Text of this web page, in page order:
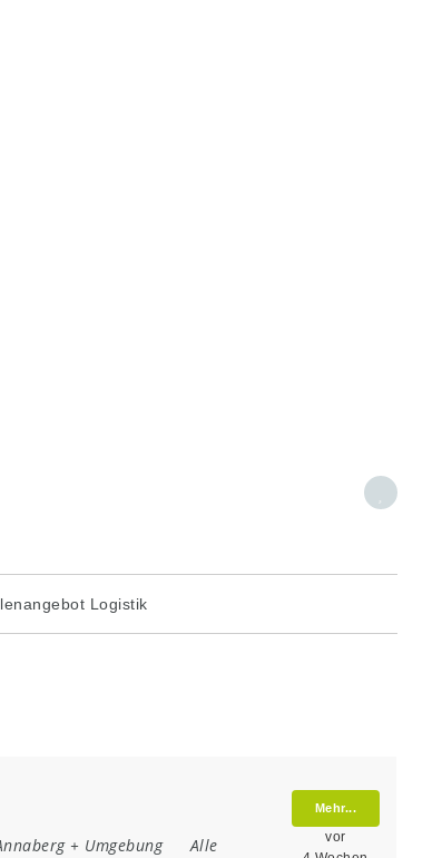
Logistik
+ Umgebung
Alle
Mehr...
vor